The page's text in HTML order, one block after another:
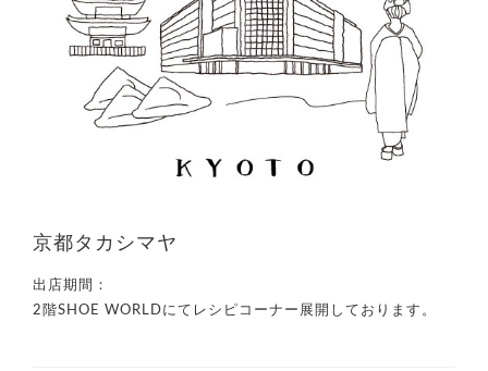
京都タカシマヤ
出店期間：
2階SHOE WORLDにてレシピコーナー展開しております。